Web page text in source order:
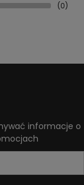
(0)
informacje o